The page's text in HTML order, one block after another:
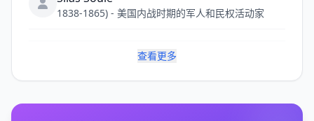
1838-1865) - 美国内战时期的军人和民权活动家
查看更多